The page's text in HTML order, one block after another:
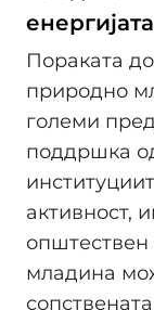
Пораката
природно
големи
поддршка
активност,
младина